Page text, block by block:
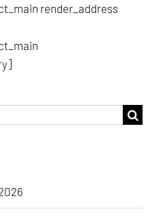
render_address